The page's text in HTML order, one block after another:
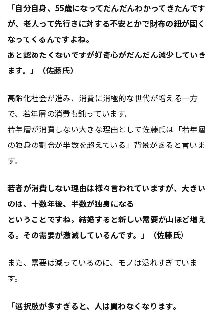
「自分自身、55歳になってだんだんわかってきたんです
が、老人って先行きに対する不安とかで財布の紐が固く
なってくるんですよね。
あと認めたくないですが好奇心がだんだん減少していき
ます。」（佐藤氏）
高齢化社会が進み、消費に消極的な世代が増える一方
で、若年層の消費も鈍っています。
若年層が消費しない大きな理由として佐藤氏は「若年層
の独身の割合が半数を超えている」背景があると言いま
す。
若者が消費しない理由は様々言われていますが、大きい
のは、十数年後、半数が独身になる
ということですね。結婚すると新しい需要が山ほど増え
る。その需要が激減しているんです。」（佐藤氏）
また、需要は減っているのに、モノは溢れすぎていま
す。
「選択肢が多すぎると、人は買わなくなります。